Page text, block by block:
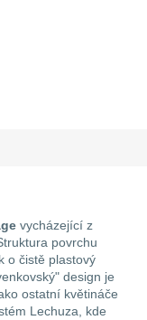
vycházející z
povrchu
o čistě plastový
design je
ostatní květináče
Lechuza, kde